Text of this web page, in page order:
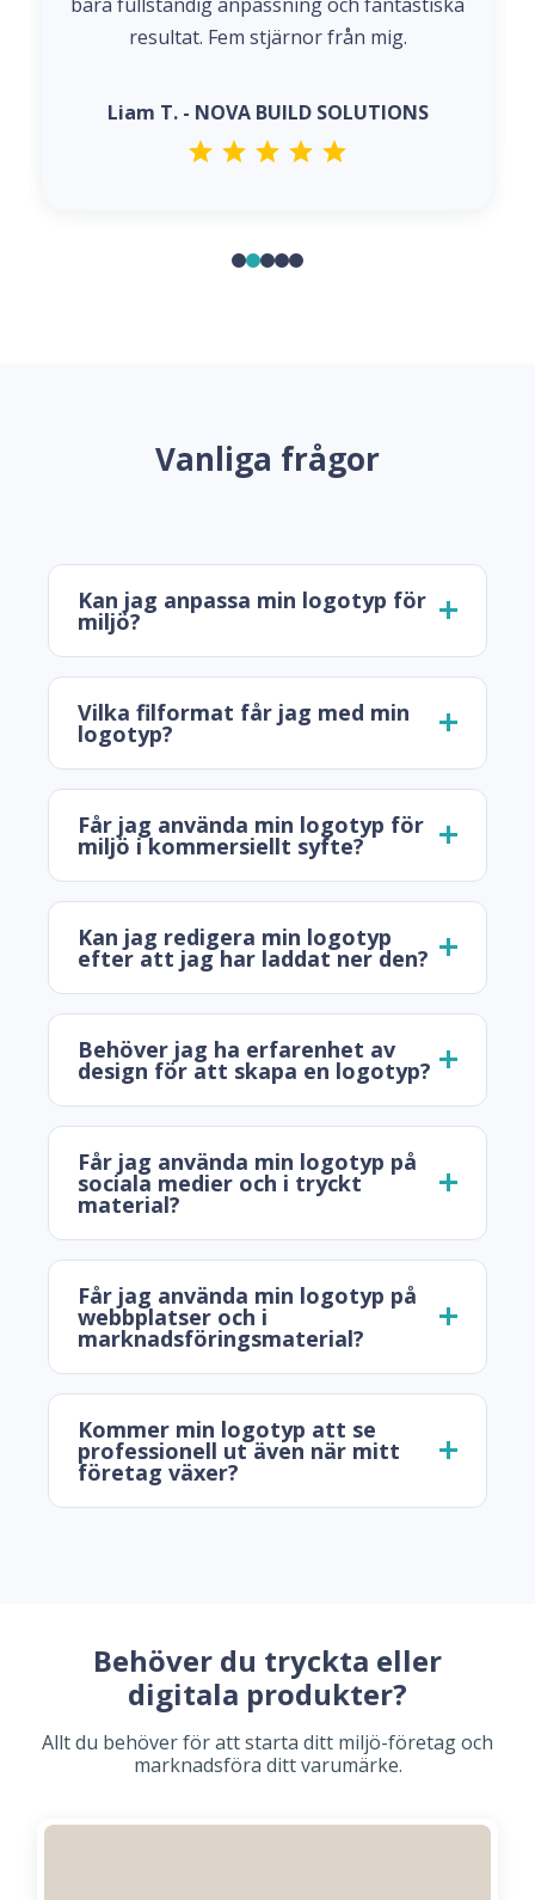
resultat. Fem stjärnor från mig.
Liam T. - NOVA BUILD SOLUTIONS
Vanliga frågor
Kan jag anpassa min logotyp för
miljö?
Vilka filformat får jag med min
logotyp?
Får jag använda min logotyp för
miljö i kommersiellt syfte?
Kan jag redigera min logotyp
efter att jag har laddat ner den?
Behöver jag ha erfarenhet av
design för att skapa en logotyp?
Får jag använda min logotyp på
sociala medier och i tryckt
material?
Får jag använda min logotyp på
webbplatser och i
marknadsföringsmaterial?
Kommer min logotyp att se
professionell ut även när mitt
företag växer?
Behöver du tryckta eller
digitala produkter?
Allt du behöver för att starta ditt miljö-företag och
marknadsföra ditt varumärke.